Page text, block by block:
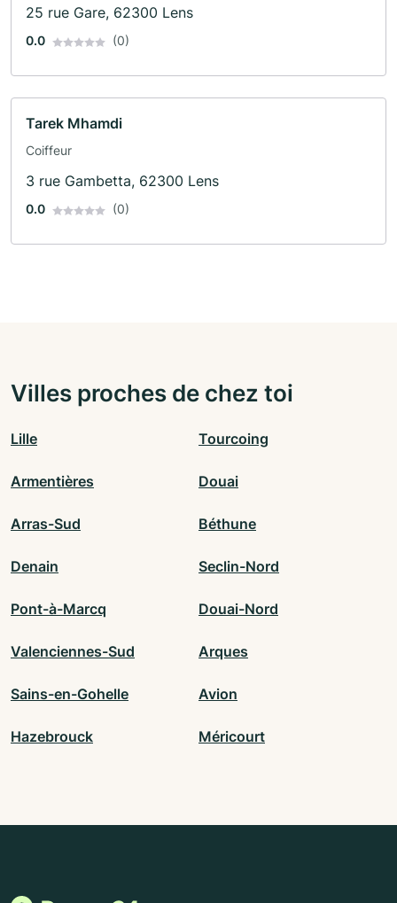
25 rue Gare, 62300 Lens
0.0 (0)
Tarek Mhamdi
Coiffeur
3 rue Gambetta, 62300 Lens
0.0 (0)
Villes proches de chez toi
Lille Tourcoing
Armentières Douai
Arras-Sud Béthune
Denain Seclin-Nord
Pont-à-Marcq Douai-Nord
Valenciennes-Sud Arques
Sains-en-Gohelle Avion
Hazebrouck Méricourt